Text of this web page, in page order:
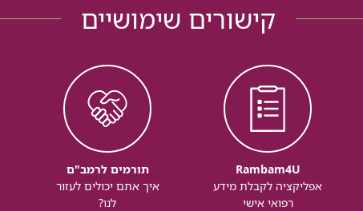
קישורים שימושיים
Rambam4U
אפליקציה לקבלת מידע
רפואי אישי
תורמים לרמב"ם
איך אתם יכולים לעזור
לנו?